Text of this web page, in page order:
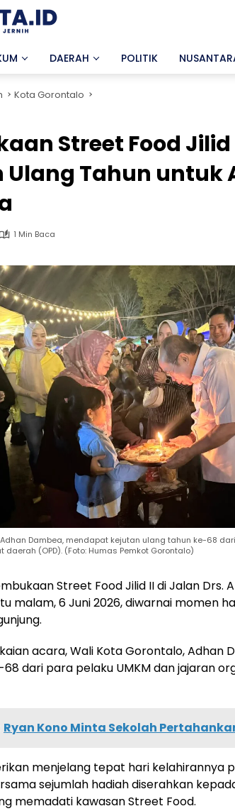
DAERAH POLITIK
Kota Gorontalo
Street Food
Ulang Tahun untuk
1 Min Baca
Dambea, mendapat kejutan ulang tahun ke-68
(OPD). (Foto: Humas Pemkot Gorontalo)
Street Food Jilid II di Jalan Drs.
malam, 6 Juni 2026, diwarnai momen
acara, Wali Kota Gorontalo, Adhan
dari para pelaku UMKM dan jajaran
Ryan Kono Minta Sekolah
menjelang tepat hari kelahirannya
sejumlah hadiah diserahkan
memadati kawasan Street Food.